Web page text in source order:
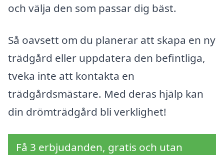
och välja den som passar dig bäst.
Så oavsett om du planerar att skapa en ny
trädgård eller uppdatera den befintliga,
tveka inte att kontakta en
trädgårdsmästare. Med deras hjälp kan
din drömträdgård bli verklighet!
Få 3 erbjudanden, gratis och utan